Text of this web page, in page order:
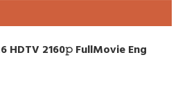
HDTV 2160𝚙 FullMovie Eng